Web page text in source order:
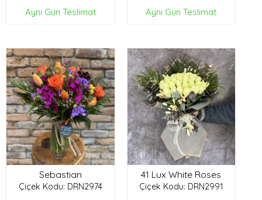
Aynı Gün Teslimat Aynı Gün Teslimat
Sebastian
Çiçek Kodu: DRN2974
41 Lux White Roses
Çiçek Kodu: DRN2991